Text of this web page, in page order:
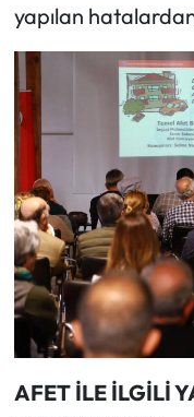
yapılan
AFET İLE İLGİLİ